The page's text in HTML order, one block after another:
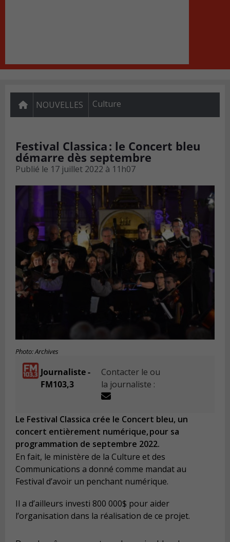
NOUVELLES Culture
Festival Classica : le Concert bleu
démarre dès septembre
Publié le 17 juillet 2022 à 11h07
Photo: Archives
Journaliste -
FM103,3
Contacter le ou
la journaliste :
Le Festival Classica crée le Concert bleu, un
concert entièrement numérique, pour sa
programmation de septembre 2022.
En fait, le ministère de la Culture et des
Communications a donné comme mandat au
Festival d’avoir un penchant numérique.
Il a d’ailleurs investi 800 000$ pour aider
l’organisation dans la réalisation de ce projet.